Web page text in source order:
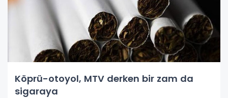
Köprü-otoyol, MTV derken bir zam da
sigaraya